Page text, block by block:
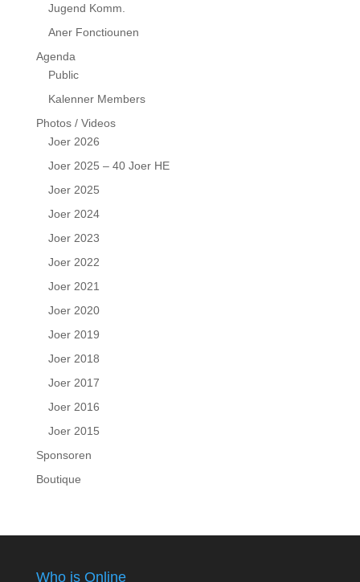
Jugend Komm.
Aner Fonctiounen
Agenda
Public
Kalenner Members
Photos / Videos
Joer 2026
Joer 2025 – 40 Joer HE
Joer 2025
Joer 2024
Joer 2023
Joer 2022
Joer 2021
Joer 2020
Joer 2019
Joer 2018
Joer 2017
Joer 2016
Joer 2015
Sponsoren
Boutique
Who is Online